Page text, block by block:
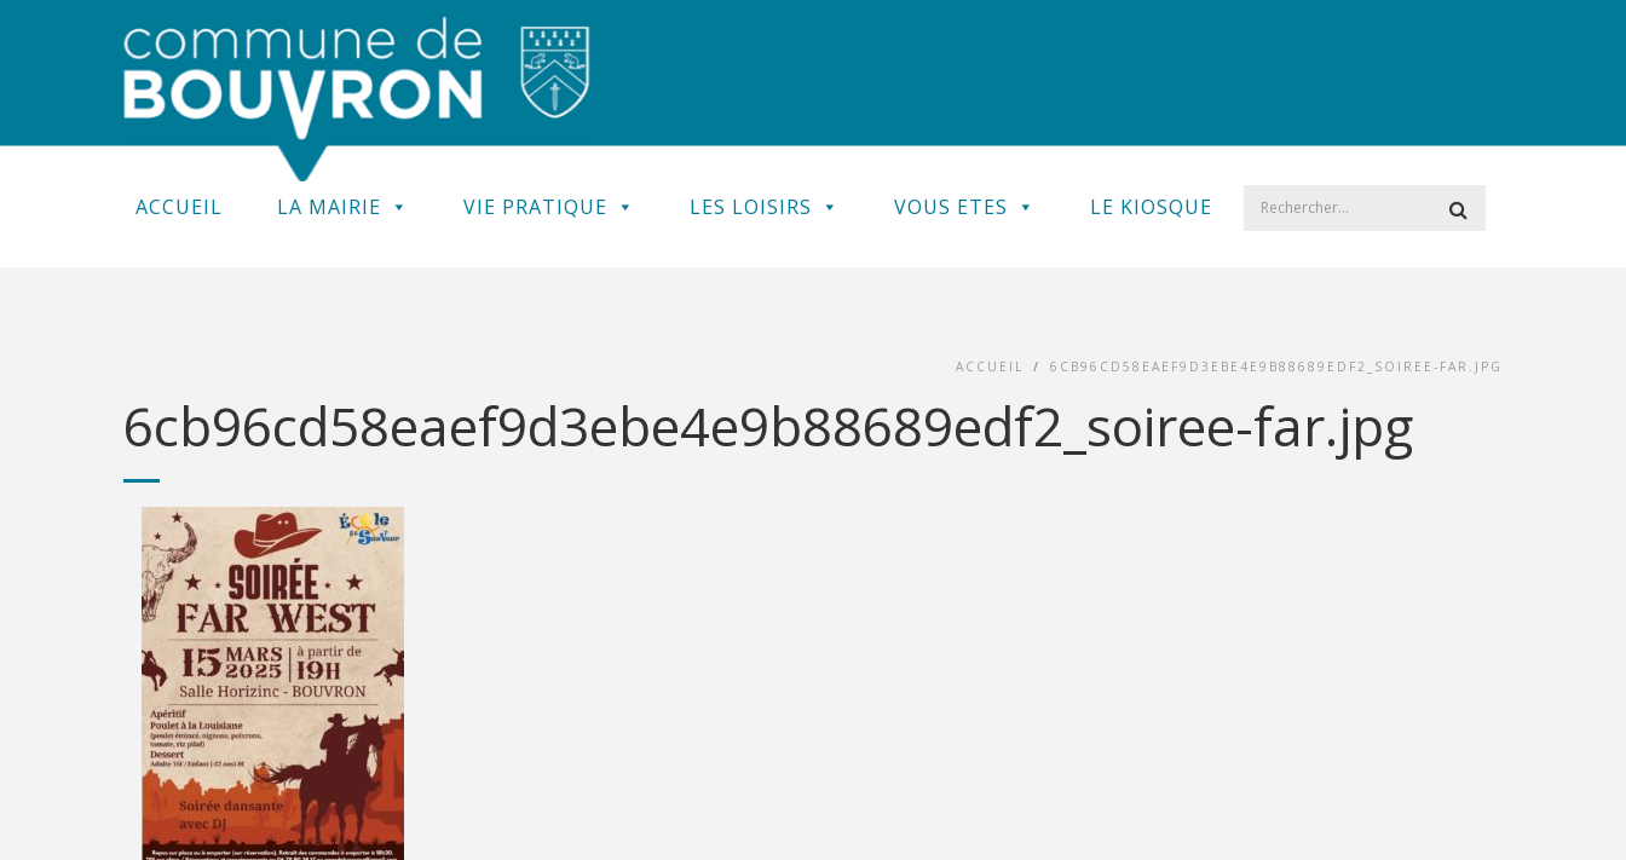
ACCUEIL LA MAIRIE VIE PRATIQUE LES LOISIRS VOUS ETES LE KIOSQUE
ACCUEIL / 6CB96CD58EAEF9D3EBE4E9B88689EDF2_SOIREE-FAR.JPG
6cb96cd58eaef9d3ebe4e9b88689edf2_soiree-far.jpg